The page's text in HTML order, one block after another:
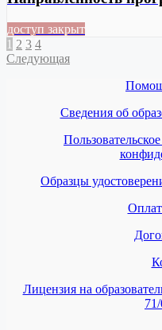
доступ закрыт
1 2 3 4
Следующая
Сведения об
Образцы
Лицензия на